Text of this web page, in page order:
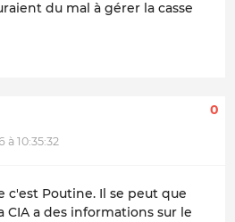
du mal à gérer la casse
à 10:35:32
0
c'est Poutine. Il se peut que
CIA a des informations sur le